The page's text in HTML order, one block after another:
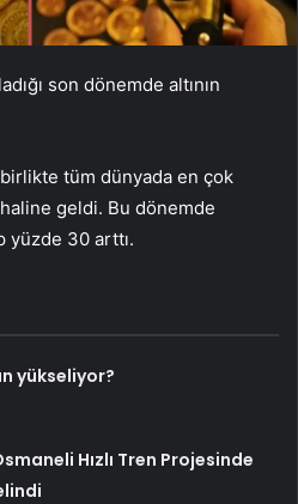
son dönemde altının
tüm dünyada en çok
geldi. Bu dönemde
yüzde 30 arttı.
yükseliyor?
Hızlı Tren Projesinde